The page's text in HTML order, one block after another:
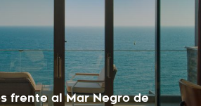
frente al Mar Negro de